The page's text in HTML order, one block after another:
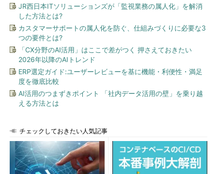
（Availability）
スできること。
うな仕組みがある）
情報セキュリティ対策の全体像
情報セキュリティリスクを低減するためには、費用対効果を含
め、多方面から合理的な方法を検討し対策を講じる必要がありま
す。
施策を合理的に組み合わせる
人的セキュ
リティ
運営組織の内部統制上の脆弱性を抑制する
施策。ソーシャルエンジニアリングや、内
部の犯罪を防ぐために教育を行う
JR西日本ITソリューションズが「監視業務の属人化」を解消
した方法とは?
カスタマーサポートの属人化を防ぐ、仕組みづくりに必要な3
つの要件とは?
「CX分野のAI活用」はここで差がつく 押さえておきたい
2026年以降のAIトレンド
ERP選定ガイド:ユーザーレビューを基に機能・利便性・満足
度を徹底比較
AI活用のつまずきポイント 「社内データ活用の壁」を乗り越
える方法とは
チェックしておきたい人気記事